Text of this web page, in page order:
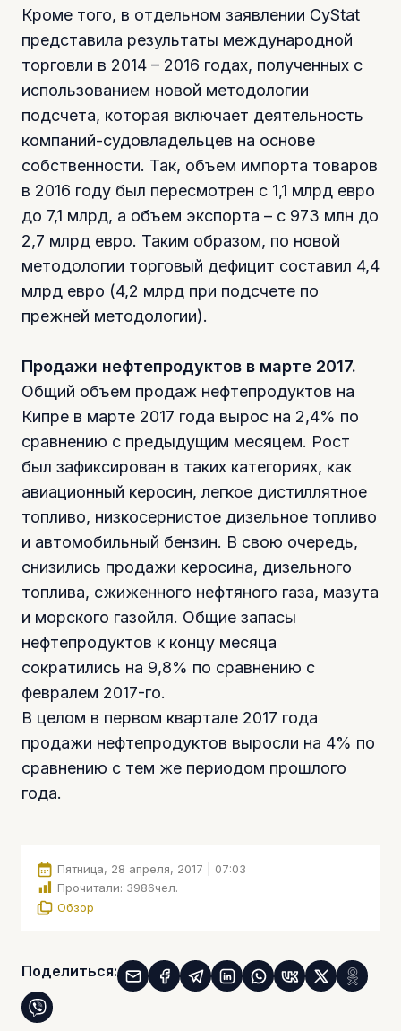
Кроме того, в отдельном заявлении CyStat
представила результаты международной
торговли в 2014 – 2016 годах, полученных с
использованием новой методологии
подсчета, которая включает деятельность
компаний-судовладельцев на основе
собственности. Так, объем импорта товаров
в 2016 году был пересмотрен с 1,1 млрд евро
до 7,1 млрд, а объем экспорта – с 973 млн до
2,7 млрд евро. Таким образом, по новой
методологии торговый дефицит составил 4,4
млрд евро (4,2 млрд при подсчете по
прежней методологии).
Продажи нефтепродуктов в марте 2017.
Общий объем продаж нефтепродуктов на
Кипре в марте 2017 года вырос на 2,4% по
сравнению с предыдущим месяцем. Рост
был зафиксирован в таких категориях, как
авиационный керосин, легкое дистиллятное
топливо, низкосернистое дизельное топливо
и автомобильный бензин. В свою очередь,
снизились продажи керосина, дизельного
топлива, сжиженного нефтяного газа, мазута
и морского газойля. Общие запасы
нефтепродуктов к концу месяца
сократились на 9,8% по сравнению с
февралем 2017-го.
В целом в первом квартале 2017 года
продажи нефтепродуктов выросли на 4% по
сравнению с тем же периодом прошлого
года.
Пятница, 28 апреля, 2017 | 07:03
Прочитали: 3986чел.
Обзор
Поделиться: